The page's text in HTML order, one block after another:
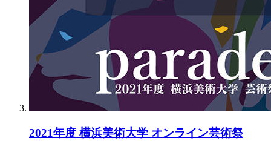
2021年度 横浜美術大学 オンライン芸術祭